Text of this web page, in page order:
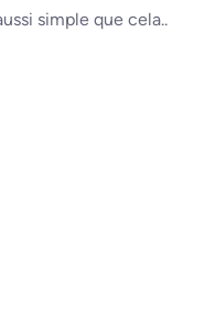
simple que cela..